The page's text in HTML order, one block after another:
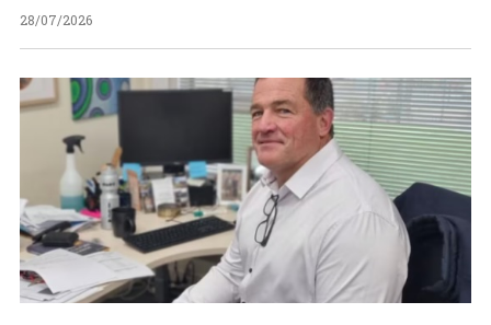
28/07/2026